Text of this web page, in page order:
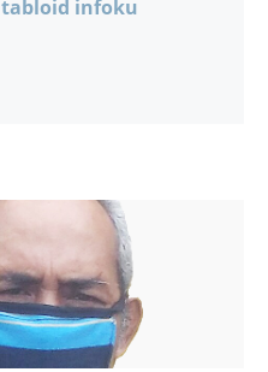
tabloid infoku